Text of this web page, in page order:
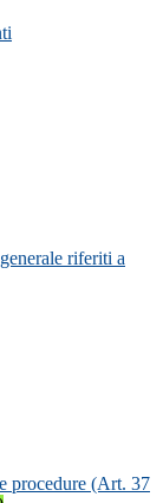
riferiti a
procedure (Art. 37